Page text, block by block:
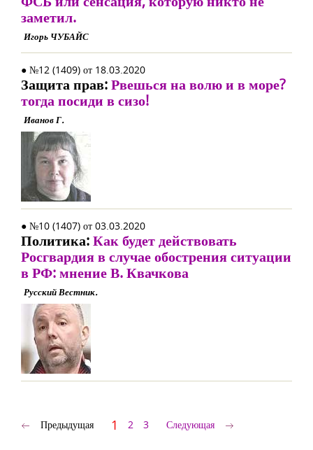
заметил.
Игорь ЧУБАЙС
● №12 (1409) от 18.03.2020
Защита прав:Рвешься на волю и в море?
тогда посиди в сизо!
Иванов Г.
● №10 (1407) от 03.03.2020
Политика:Как будет действовать
Росгвардия в случае обострения ситуации
в РФ: мнение В. Квачкова
Русский Вестник.
Предыдущая 1 2 3 Следующая